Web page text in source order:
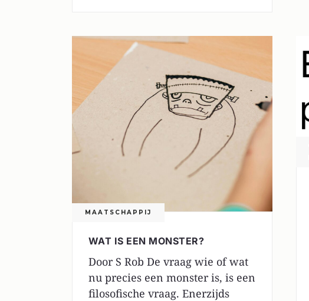
MAATSCHAPPIJ
WAT IS EEN MONSTER?
Door S Rob De vraag wie of wat
nu precies een monster is, is een
filosofische vraag. Enerzijds